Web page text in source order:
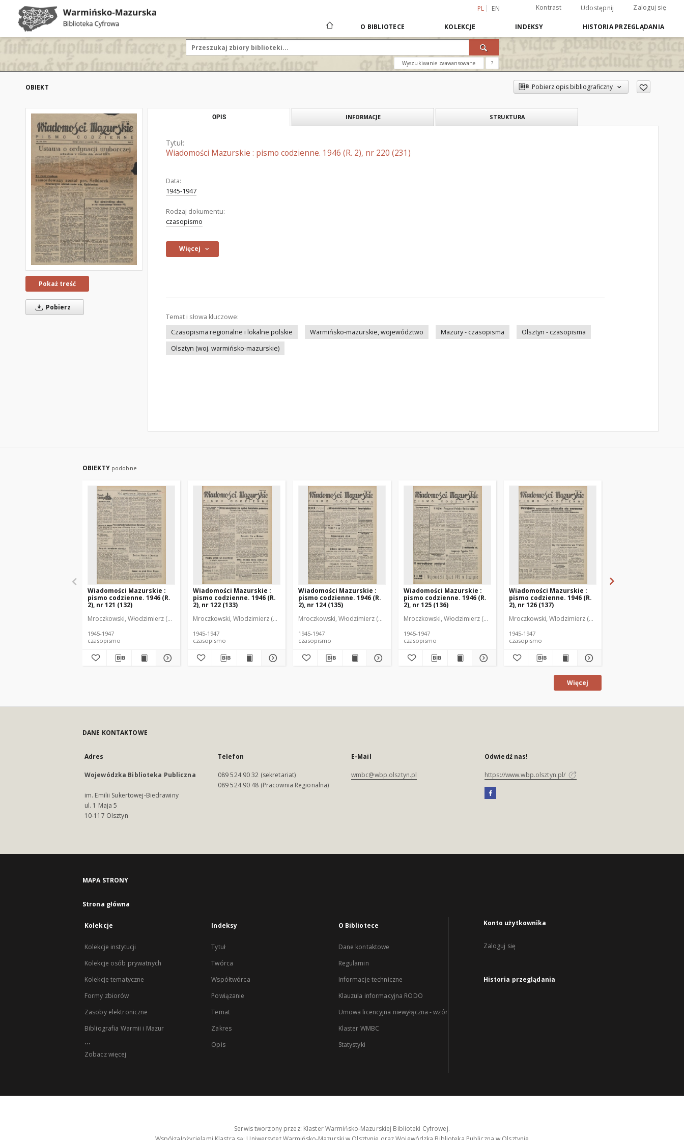
PL EN Kontrast Udostępnij Zaloguj się
O BIBLIOTECE KOLEKCJE INDEKSY HISTORIA PRZEGLĄDANIA
Wyszukiwanie zaawansowane ?
OBIEKT Pobierz opis bibliograficzny
Pokaż treść
Pobierz
OPIS INFORMACJE STRUKTURA
Tytuł:
Wiadomości Mazurskie : pismo codzienne. 1946 (R. 2), nr 220 (231)
Data:
1945-1947
Rodzaj dokumentu:
czasopismo
Więcej
Temat i słowa kluczowe:
Czasopisma regionalne i lokalne polskie
Warmińsko-mazurskie, województwo Mazury - czasopisma
Olsztyn - czasopisma
Olsztyn (woj. warmińsko-mazurskie)
OBIEKTY podobne
Wiadomości Mazurskie :
pismo codzienne. 1946 (R.
2), nr 121 (132)
Mroczkowski, Włodzimierz (1902-1971). Redaktor
1945-1947
czasopismo
Wiadomości Mazurskie :
pismo codzienne. 1946 (R.
2), nr 122 (133)
Mroczkowski, Włodzimierz (1902-1971). Redaktor
1945-1947
czasopismo
Wiadomości Mazurskie :
pismo codzienne. 1946 (R.
2), nr 124 (135)
Mroczkowski, Włodzimierz (1902-1971). Redaktor
1945-1947
czasopismo
Wiadomości Mazurskie :
pismo codzienne. 1946 (R.
2), nr 125 (136)
Mroczkowski, Włodzimierz (1902-1971). Redaktor
1945-1947
czasopismo
Wiadomości Mazurskie :
pismo codzienne. 1946 (R.
2), nr 126 (137)
Mroczkowski, Włodzimierz (1902-1971). Redaktor
1945-1947
czasopismo
Więcej
DANE KONTAKTOWE
Adres
Wojewódzka Biblioteka Publiczna
im. Emilii Sukertowej-Biedrawiny
ul. 1 Maja 5
10-117 Olsztyn
Telefon
089 524 90 32 (sekretariat)
089 524 90 48 (Pracownia Regionalna)
E-Mail
wmbc@wbp.olsztyn.pl
Odwiedź nas!
https://www.wbp.olsztyn.pl/
MAPA STRONY
Strona główna
Kolekcje
Kolekcje instytucji
Kolekcje osób prywatnych
Kolekcje tematyczne
Formy zbiorów
Zasoby elektroniczne
Bibliografia Warmii i Mazur
...
Zobacz więcej
Indeksy
Tytuł
Twórca
Współtwórca
Powiązanie
Temat
Zakres
Opis
O Bibliotece
Dane kontaktowe
Regulamin
Informacje techniczne
Klauzula informacyjna RODO
Umowa licencyjna niewyłączna - wzór
Klaster WMBC
Statystyki
Konto użytkownika
Zaloguj się
Historia przeglądania
Serwis tworzony przez: Klaster Warmińsko-Mazurskiej Biblioteki Cyfrowej.